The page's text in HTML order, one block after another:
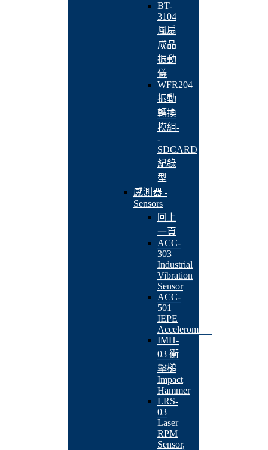
BT-
3104
風扇
成品
振動
儀
WFR204
振動
轉換
模組-
-
SDCARD
紀錄
型
感測器 -
Sensors
回上
一頁
ACC-
303
Industrial
Vibration
Sensor
ACC-
501
IEPE
Accelerometer
IMH-
03 衝
擊槌
Impact
Hammer
LRS-
03
Laser
RPM
Sensor,